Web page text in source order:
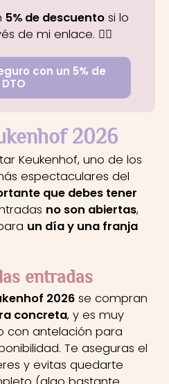
5% de descuentosi lo
de mi enlace. 👇🏼
con un 5% de
DTO
2026
Keukenhof, uno de los
espectaculares del
que debes tener
no son abiertas,
un día y una franja
entradas
2026 se compran
concreta, y es muy
con antelación para
Te aseguras el
y evitas quedarte